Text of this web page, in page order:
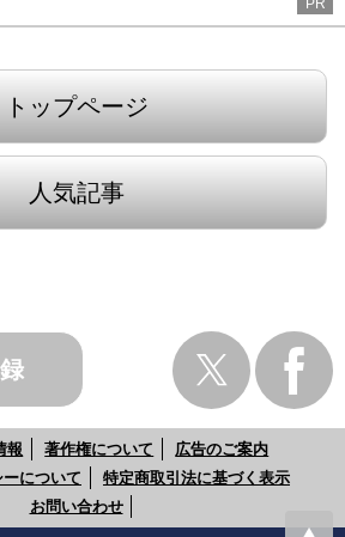
PR
トップページ
人気記事
報 著作権について
広告のご案内
について
特定商取引法に基づく表示
お問い合わせ